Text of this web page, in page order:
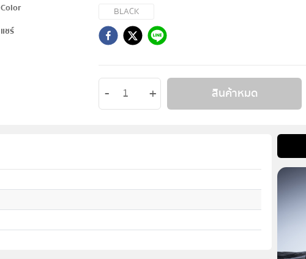
Color
BLACK
แชร์
สินค้าหมด